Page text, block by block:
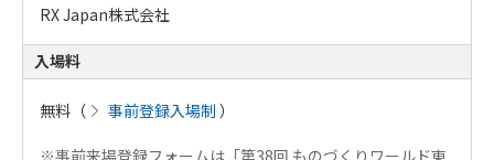
RX Japan株式会社
入場料
無料（ 事前登録入場制 ）